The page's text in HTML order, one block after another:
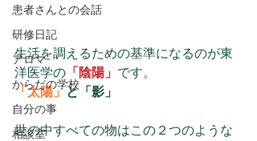
患者さんとの会話
研修日記
アロマ
からだの学校
自分の事
相談室
生活を調えるための基準になるのが東
洋医学の 「陰陽」 です。
「太陽」 と「影」
世の中すべての物はこの２つのような